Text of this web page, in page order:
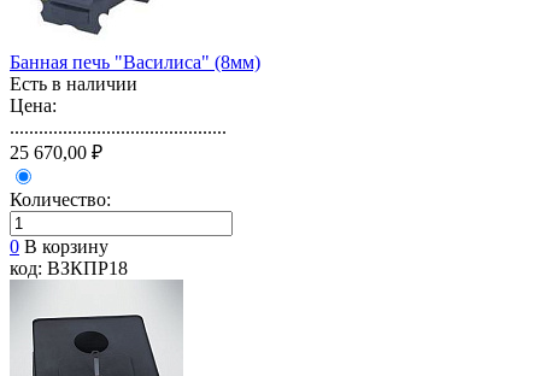
Банная печь "Василиса" (8мм)
Есть в наличии
Цена:
.............................................
25 670,00 ₽
Количество:
0 В корзину
код: ВЗКПР18